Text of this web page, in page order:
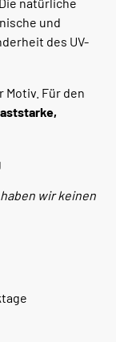
und
des UV-
Für den
wir keinen